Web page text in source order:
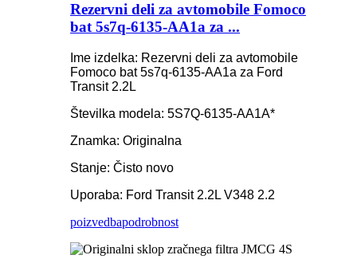
Rezervni deli za avtomobile Fomoco
bat 5s7q-6135-AA1a za ...
Ime izdelka: Rezervni deli za avtomobile
Fomoco bat 5s7q-6135-AA1a za Ford
Transit 2.2L
Številka modela: 5S7Q-6135-AA1A*
Znamka: Originalna
Stanje: Čisto novo
Uporaba: Ford Transit 2.2L V348 2.2
poizvedbapodrobnost